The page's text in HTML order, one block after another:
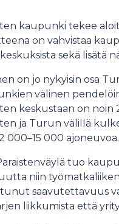
kaupunki tekee
on vahvistaa
sekä lisätä
on jo nykyisin osa
välinen
keskustaan on
ja Turun välillä
000–15 000 ajoneuvoa.
tuo
niin
saavutettavuus
liikkumista että